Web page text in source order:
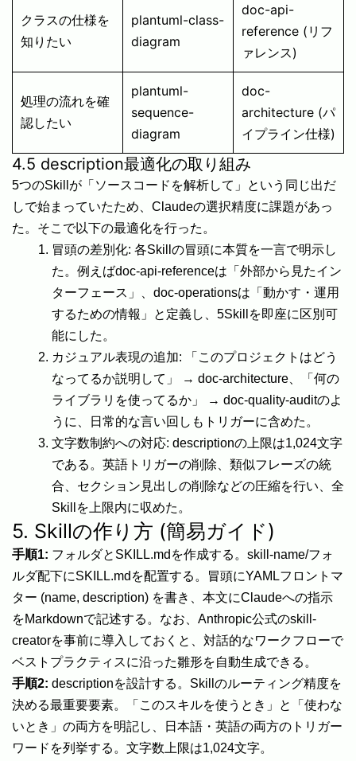
クラスの仕様を
知りたい
plantuml-class-
diagram
doc-api-
reference (リフ
ァレンス)
処理の流れを確
認したい
plantuml-
sequence-
diagram
doc-
architecture (パ
イプライン仕様)
4.5 description最適化の取り組み
5つのSkillが「ソースコードを解析して」という同じ出だ
しで始まっていたため、Claudeの選択精度に課題があっ
た。そこで以下の最適化を行った。
冒頭の差別化: 各Skillの冒頭に本質を一言で明示し
た。例えばdoc-api-referenceは「外部から見たイン
ターフェース」、doc-operationsは「動かす・運用
するための情報」と定義し、5Skillを即座に区別可
能にした。
カジュアル表現の追加: 「このプロジェクトはどう
なってるか説明して」 → doc-architecture、「何の
ライブラリを使ってるか」 → doc-quality-auditのよ
うに、日常的な言い回しもトリガーに含めた。
文字数制約への対応: descriptionの上限は1,024文字
である。英語トリガーの削除、類似フレーズの統
合、セクション見出しの削除などの圧縮を行い、全
Skillを上限内に収めた。
5. Skillの作り方 (簡易ガイド)
手順1: フォルダとSKILL.mdを作成する。skill-name/フォ
ルダ配下にSKILL.mdを配置する。冒頭にYAMLフロントマ
ター (name, description) を書き、本文にClaudeへの指示
をMarkdownで記述する。なお、Anthropic公式のskill-
creatorを事前に導入しておくと、対話的なワークフローで
ベストプラクティスに沿った雛形を自動生成できる。
手順2: descriptionを設計する。Skillのルーティング精度を
決める最重要要素。「このスキルを使うとき」と「使わな
いとき」の両方を明記し、日本語・英語の両方のトリガー
ワードを列挙する。文字数上限は1,024文字。